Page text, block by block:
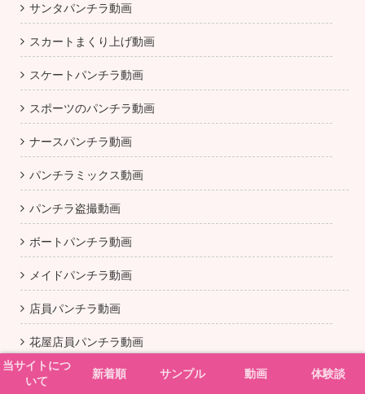
サンタパンチラ動画
スカートまくり上げ動画
スケートパンチラ動画
スポーツのパンチラ動画
ナースパンチラ動画
パンチラミックス動画
パンチラ盗撮動画
ボートパンチラ動画
メイドパンチラ動画
店員パンチラ動画
花屋店員パンチラ動画
逆さ撮りパンチラ動画
当サイトにつ
いて
新着順 サンプル 動画 体験談